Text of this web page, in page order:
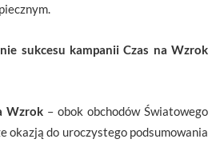
sukcesu kampanii Czas na Wzrok
Wzrok – obok obchodów Światowego
okazją do uroczystego podsumowania